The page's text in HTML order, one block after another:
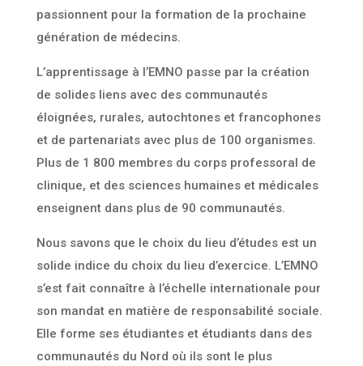
passionnent pour la formation de la prochaine
génération de médecins.
L’apprentissage à l’EMNO passe par la création
de solides liens avec des communautés
éloignées, rurales, autochtones et francophones
et de partenariats avec plus de 100 organismes.
Plus de 1 800 membres du corps professoral de
clinique, et des sciences humaines et médicales
enseignent dans plus de 90 communautés.
Nous savons que le choix du lieu d’études est un
solide indice du choix du lieu d’exercice. L’EMNO
s’est fait connaître à l’échelle internationale pour
son mandat en matière de responsabilité sociale.
Elle forme ses étudiantes et étudiants dans des
communautés du Nord où ils sont le plus